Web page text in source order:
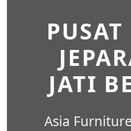
JATI
Asia